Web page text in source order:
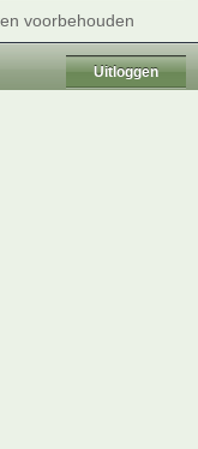
voorbehouden
Uitloggen